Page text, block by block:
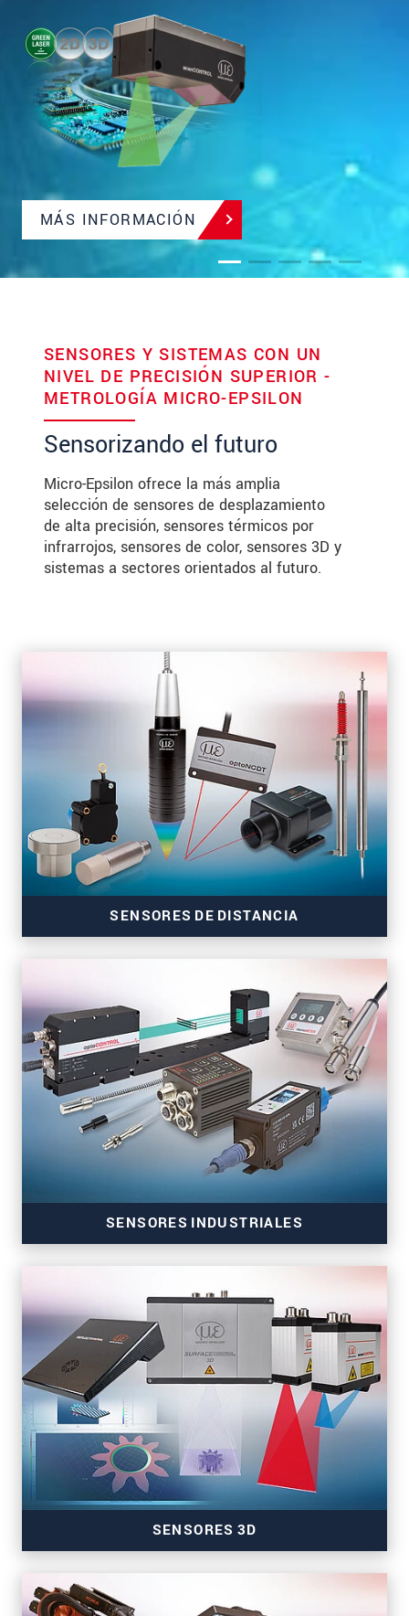
Resolución <1 nm | Optimizados para aplicaciones en
serie
MÁS INFORMACIÓN
SENSORES Y SISTEMAS CON UN
NIVEL DE PRECISIÓN SUPERIOR -
METROLOGÍA MICRO-EPSILON
Sensorizando el futuro
Micro-Epsilon ofrece la más amplia
selección de sensores de desplazamiento
de alta precisión, sensores térmicos por
infrarrojos, sensores de color, sensores 3D y
sistemas a sectores orientados al futuro.
SENSORES DE DISTANCIA
Sensores de distancia de gran precisión para los
sectores de la automatización y la ingeniería
mecánica
SENSORES INDUSTRIALES
Sensores de color, inclinación, presencia y
temperatura
SENSORES 3D